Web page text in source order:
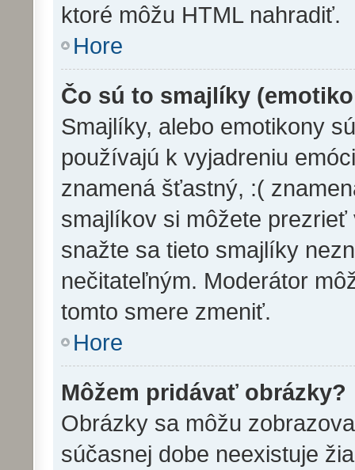
ktoré môžu HTML nahradiť.
Hore
Čo sú to smajlíky
Smajlíky, alebo emotikony
používajú k vyjadreniu
znamená šťastný, :(
smajlíkov si môžete
snažte sa tieto smajlíky
nečitateľným. Moderátor
tomto smere zmeniť.
Hore
Môžem pridávať obrázky?
Obrázky sa môžu
súčasnej dobe neexistuje